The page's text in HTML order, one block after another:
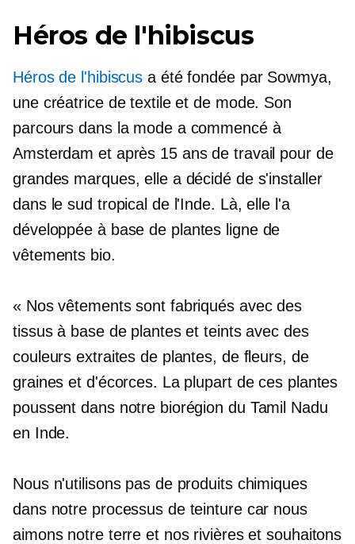
Héros de l'hibiscus
Héros de l'hibiscus a été fondée par Sowmya,
une créatrice de textile et de mode. Son
parcours dans la mode a commencé à
Amsterdam et après 15 ans de travail pour de
grandes marques, elle a décidé de s'installer
dans le sud tropical de l'Inde. Là, elle l'a
développée à base de plantes ligne de
vêtements bio.
« Nos vêtements sont fabriqués avec des
tissus à base de plantes et teints avec des
couleurs extraites de plantes, de fleurs, de
graines et d'écorces. La plupart de ces plantes
poussent dans notre biorégion du Tamil Nadu
en Inde.
Nous n'utilisons pas de produits chimiques
dans notre processus de teinture car nous
aimons notre terre et nos rivières et souhaitons